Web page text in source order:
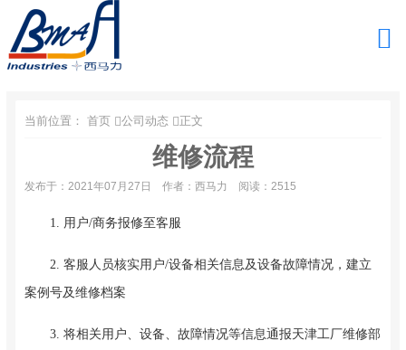
当前位置： 首页 公司动态 正文
维修流程
发布于：2021年07月27日 作者：西马力 阅读：2515
1. 用户/商务报修至客服
2. 客服人员核实用户/设备相关信息及设备故障情况，建立
案例号及维修档案
3. 将相关用户、设备、故障情况等信息通报天津工厂维修部